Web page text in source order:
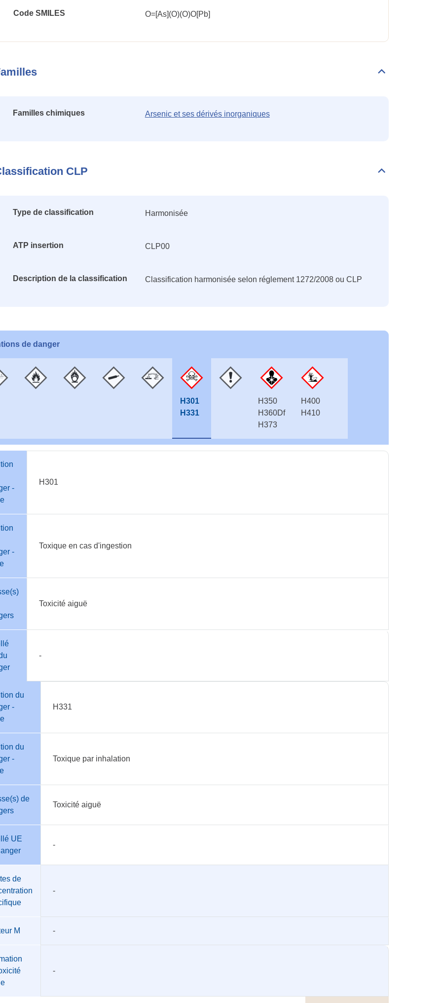
Code SMILES O=[As](O)(O)O[Pb]
Déplier/replier
Familles chimiques Arsenic et ses dérivés inorganiques
CLP
Déplier/replier
Type de classification Harmonisée
ATP insertion CLP00
Description de la classification Classification harmonisée selon réglement 1272/2008 ou CLP
de danger
H301
H331
H350
H360Df
H373
H400
H410
-
H301
-
Toxique en cas d'ingestion
Toxicité aiguë
-
du
-
H331
du
-
Toxique par inhalation
de
Toxicité aiguë
UE
-
de
-
M -
-